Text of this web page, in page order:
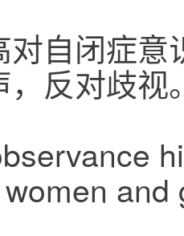
自闭症
反对歧视